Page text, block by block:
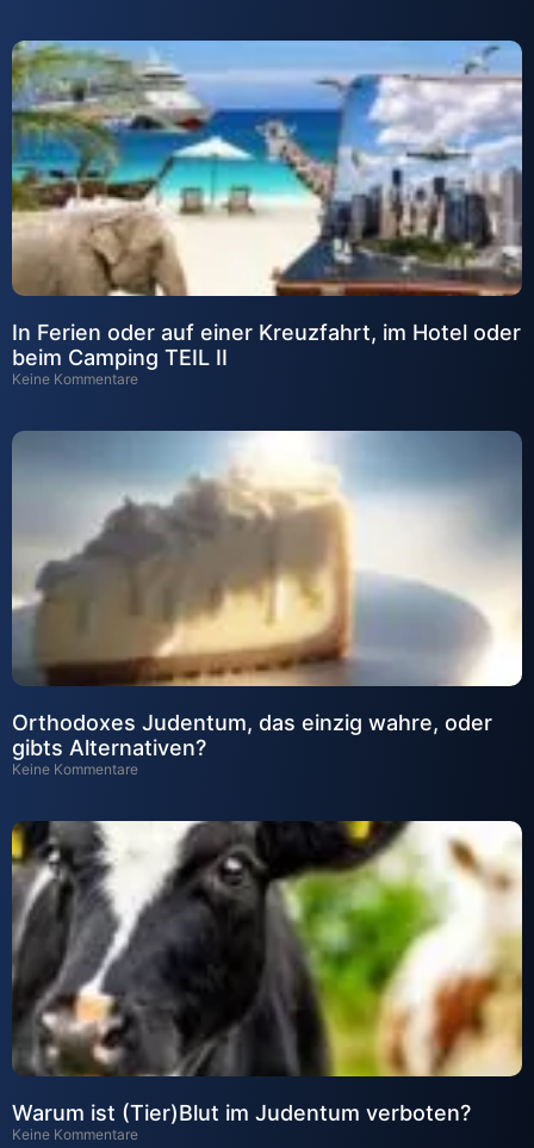
In Ferien oder auf einer Kreuzfahrt, im Hotel oder
beim Camping TEIL II
Keine Kommentare
Orthodoxes Judentum, das einzig wahre, oder
gibts Alternativen?
Keine Kommentare
Warum ist (Tier)Blut im Judentum verboten?
Keine Kommentare